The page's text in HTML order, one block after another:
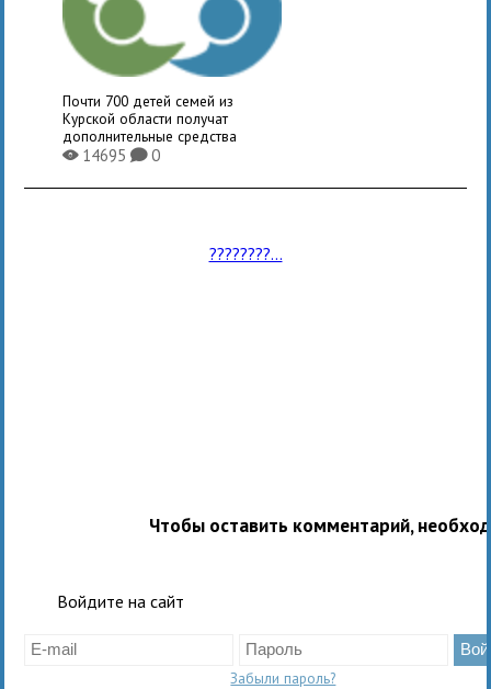
Почти 700 детей семей из
Курской области получат
дополнительные средства
X14695K0
????????...
Чтобы оставить комментарий,
Войдите на сайт
Забыли пароль?